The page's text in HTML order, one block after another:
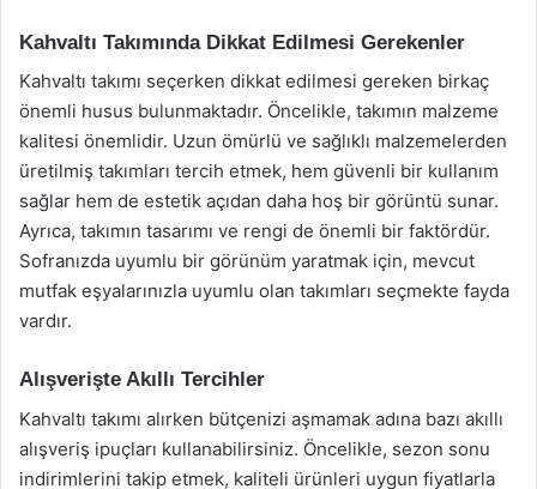
Kahvaltı Takımında Dikkat Edilmesi Gerekenler
Kahvaltı takımı seçerken dikkat edilmesi gereken birkaç
önemli husus bulunmaktadır. Öncelikle, takımın malzeme
kalitesi önemlidir. Uzun ömürlü ve sağlıklı malzemelerden
üretilmiş takımları tercih etmek, hem güvenli bir kullanım
sağlar hem de estetik açıdan daha hoş bir görüntü sunar.
Ayrıca, takımın tasarımı ve rengi de önemli bir faktördür.
Sofranızda uyumlu bir görünüm yaratmak için, mevcut
mutfak eşyalarınızla uyumlu olan takımları seçmekte fayda
vardır.
Alışverişte Akıllı Tercihler
Kahvaltı takımı alırken bütçenizi aşmamak adına bazı akıllı
alışveriş ipuçları kullanabilirsiniz. Öncelikle, sezon sonu
indirimlerini takip etmek, kaliteli ürünleri uygun fiyatlarla